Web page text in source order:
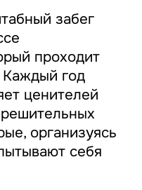
забег
проходит
Каждый год
ценителей
организуясь
себя